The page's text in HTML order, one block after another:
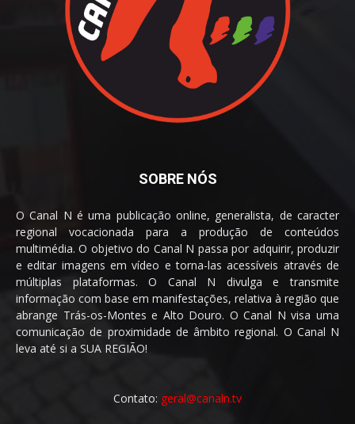
SOBRE NÓS
O Canal N é uma publicação online, generalista, de caracter
regional vocacionada para a produção de conteúdos
multimédia. O objetivo do Canal N passa por adquirir, produzir
e editar imagens em vídeo e torna-las acessíveis através de
múltiplas plataformas. O Canal N divulga e transmite
informação com base em manifestações, relativa à região que
abrange Trás-os-Montes e Alto Douro. O Canal N visa uma
comunicação de proximidade de âmbito regional. O Canal N
leva até si a SUA REGIÃO!
Contato: geral@canaln.tv